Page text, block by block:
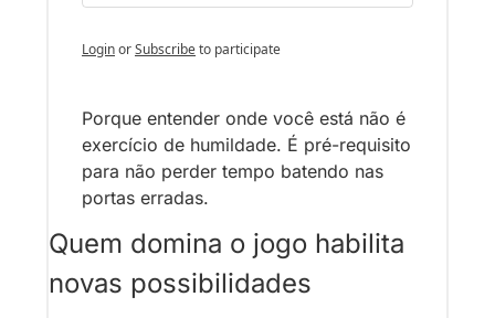
LoginorSubscribeto participate
Porque entender onde você está não é
exercício de humildade. É pré-requisito
para não perder tempo batendo nas
portas erradas.
Quem domina o jogo habilita
novas possibilidades